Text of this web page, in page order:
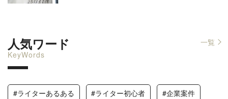
人気ワード
KeyWords
一覧
#ライターあるある #ライター初心者 #企業案件